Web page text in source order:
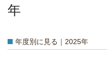
年
年度別に見る｜2025年